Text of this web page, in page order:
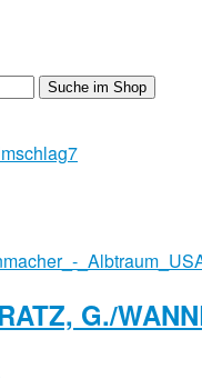
G./